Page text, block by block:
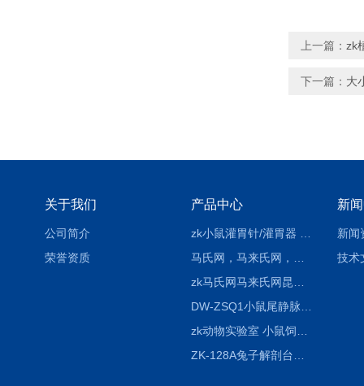
上一篇： zk
下一篇： 大
关于我们
公司简介
荣誉资质
产品中心 新
新闻
技术